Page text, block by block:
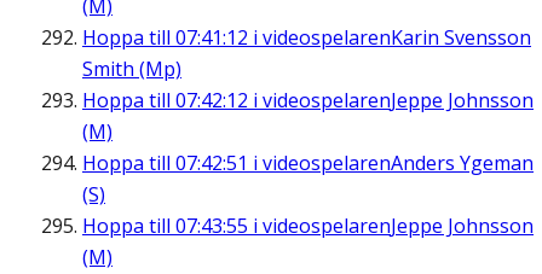
(M)
Hoppa till 07:41:12 i videospelarenKarin Svensson
Smith (Mp)
Hoppa till 07:42:12 i videospelarenJeppe Johnsson
(M)
Hoppa till 07:42:51 i videospelarenAnders Ygeman
(S)
Hoppa till 07:43:55 i videospelarenJeppe Johnsson
(M)